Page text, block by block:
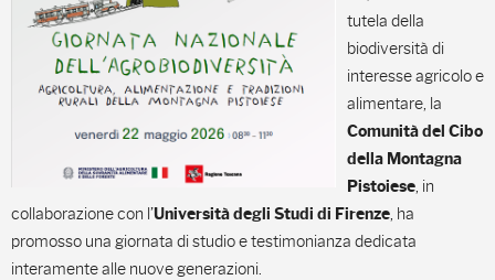
tutela della
biodiversità di
interesse agricolo e
alimentare, la
Comunità del Cibo
della Montagna
Pistoiese, in
collaborazione con l’Università degli Studi di Firenze, ha
promosso una giornata di studio e testimonianza dedicata
interamente alle nuove generazioni.